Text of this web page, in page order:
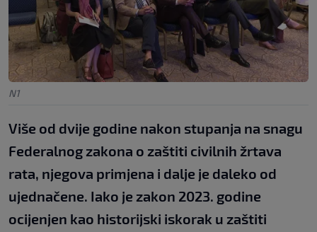
N1
Više od dvije godine nakon stupanja na snagu
Federalnog zakona o zaštiti civilnih žrtava
rata, njegova primjena i dalje je daleko od
ujednačene. Iako je zakon 2023. godine
ocijenjen kao historijski iskorak u zaštiti